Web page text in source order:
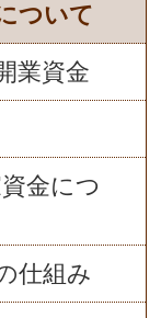
ついて
業資金
金につ
仕組み